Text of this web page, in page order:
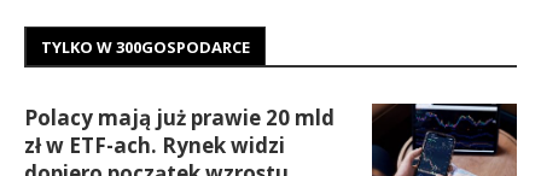
TYLKO W 300GOSPODARCE
Polacy mają już prawie 20 mld
zł w ETF-ach. Rynek widzi